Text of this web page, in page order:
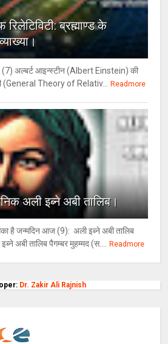
ब्रह्माण्‍ड के
(7) अल्‍बर्ट आइन्स्टीन (Albert Einstein) की
(General Theory of Relativ...
Readmore
अली इब्ने अबी तालिब।
है जन्मदिन आज (9): अली इब्ने अबी तालिब
अबी तालिब पैगम्बर मुहम्मद (स....
Readmore
Dr. Zakir Ali Rajnish